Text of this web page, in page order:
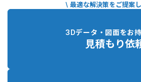
\ 最適な解決策をご提案
3Dデータ・図面をお
見積もり依